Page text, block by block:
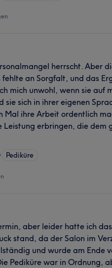
herrscht. Aber
fehlte an Sorgfalt, und das
mich unwohl, wenn sie auf
sie sich in ihrer eigenen
Mal ihre Arbeit ordentlich
Leistung erbringen, die dem
Pediküre
aber leider hatte ich
stand, da der Salon im
und wurde am Ende
Pediküre war in Ordnung,